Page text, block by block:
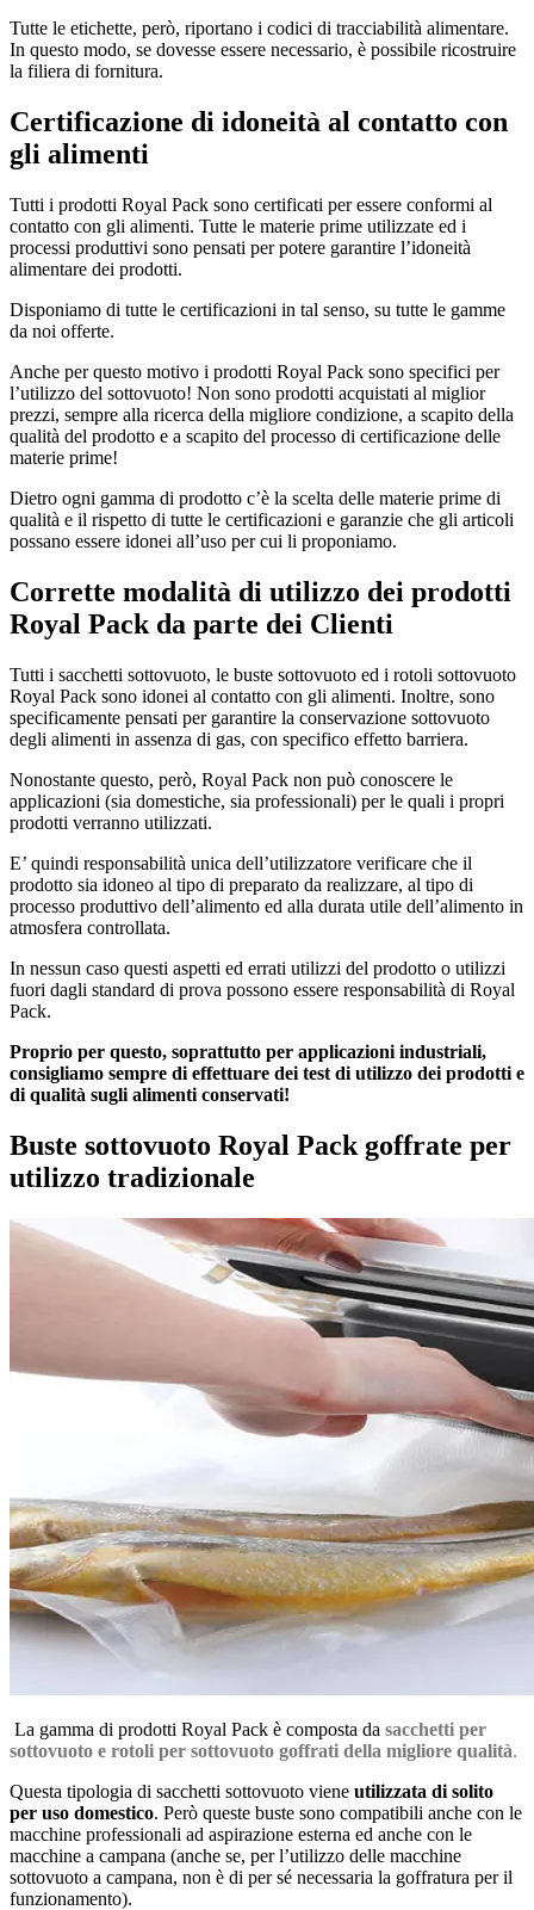
Tutte le etichette, però, riportano i codici di tracciabilità alimentare.
In questo modo, se dovesse essere necessario, è possibile ricostruire
la filiera di fornitura.
Certificazione di idoneità al contatto con
gli alimenti
Tutti i prodotti Royal Pack sono certificati per essere conformi al
contatto con gli alimenti. Tutte le materie prime utilizzate ed i
processi produttivi sono pensati per potere garantire l’idoneità
alimentare dei prodotti.
Disponiamo di tutte le certificazioni in tal senso, su tutte le gamme
da noi offerte.
Anche per questo motivo i prodotti Royal Pack sono specifici per
l’utilizzo del sottovuoto! Non sono prodotti acquistati al miglior
prezzi, sempre alla ricerca della migliore condizione, a scapito della
qualità del prodotto e a scapito del processo di certificazione delle
materie prime!
Dietro ogni gamma di prodotto c’è la scelta delle materie prime di
qualità e il rispetto di tutte le certificazioni e garanzie che gli articoli
possano essere idonei all’uso per cui li proponiamo.
Corrette modalità di utilizzo dei prodotti
Royal Pack da parte dei Clienti
Tutti i sacchetti sottovuoto, le buste sottovuoto ed i rotoli sottovuoto
Royal Pack sono idonei al contatto con gli alimenti. Inoltre, sono
specificamente pensati per garantire la conservazione sottovuoto
degli alimenti in assenza di gas, con specifico effetto barriera.
Nonostante questo, però, Royal Pack non può conoscere le
applicazioni (sia domestiche, sia professionali) per le quali i propri
prodotti verranno utilizzati.
E’ quindi responsabilità unica dell’utilizzatore verificare che il
prodotto sia idoneo al tipo di preparato da realizzare, al tipo di
processo produttivo dell’alimento ed alla durata utile dell’alimento in
atmosfera controllata.
In nessun caso questi aspetti ed errati utilizzi del prodotto o utilizzi
fuori dagli standard di prova possono essere responsabilità di Royal
Pack.
Proprio per questo, soprattutto per applicazioni industriali,
consigliamo sempre di effettuare dei test di utilizzo dei prodotti e
di qualità sugli alimenti conservati!
Buste sottovuoto Royal Pack goffrate per
utilizzo tradizionale
La gamma di prodotti Royal Pack è composta da sacchetti per
sottovuoto e rotoli per sottovuoto goffrati della migliore qualità.
Questa tipologia di sacchetti sottovuoto viene utilizzata di solito
per uso domestico. Però queste buste sono compatibili anche con le
macchine professionali ad aspirazione esterna ed anche con le
macchine a campana (anche se, per l’utilizzo delle macchine
sottovuoto a campana, non è di per sé necessaria la goffratura per il
funzionamento).